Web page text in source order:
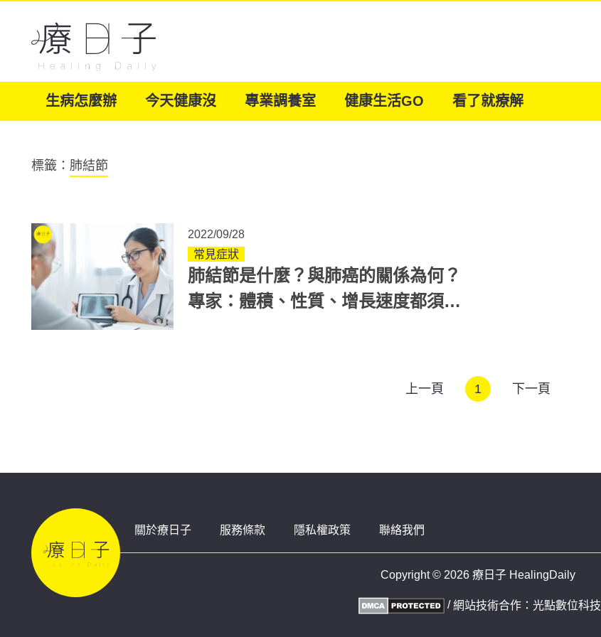
生病怎麼辦 今天健康沒 專業調養室 健康生活GO 看了就療解
標籤： 肺結節
2022/09/28
常見症狀
肺結節是什麼？與肺癌的關係為何？
專家：體積、性質、增長速度都須觀
上一頁 1 下一頁
關於療日子 服務條款 隱私權政策 聯絡我們
Copyright © 2026 療日子 HealingDaily
/網站技術合作： 光點數位科技